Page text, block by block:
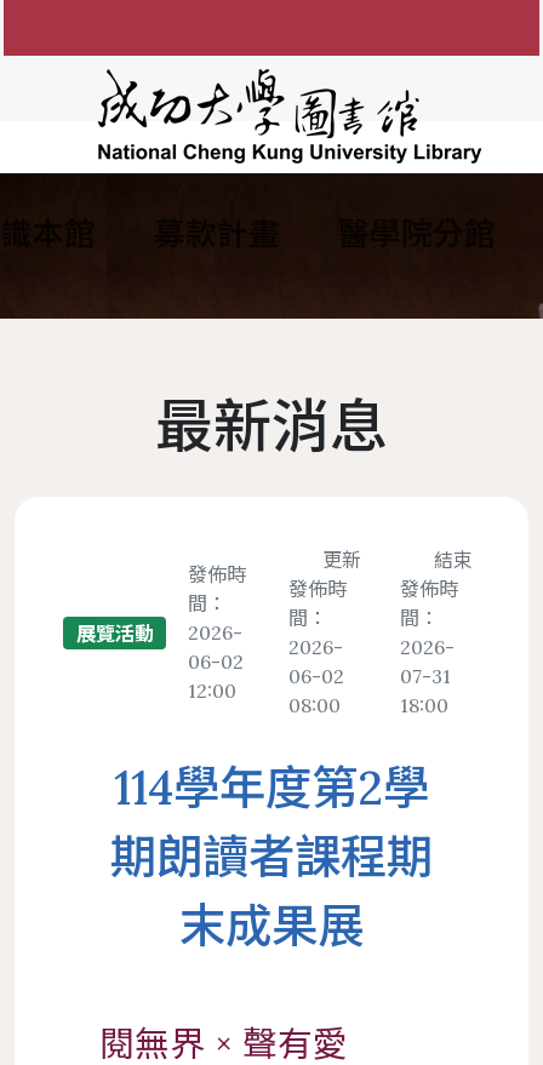
本館 募款計畫 醫學院分館
新書通報
綠色大學
博碩士論
中文期刊館藏清單
報紙館藏清單
年度訂購期刊清單
個人借閱
個人資料
圖書服務
使用服務
館際合作服務
NDDS全國文獻傳遞服務
跨館圖書互借
國科會期刊資源研究支援服務
中研院統計文獻服務
防範掠奪性出版陷阱 學術影響力&研究者
讀者留言板
書香享閱卡
置物櫃
遵守智慧財產權宣導
二手書交流平台
PWA操作說明
歷任館長
圖書委員會
各組業務
工作人員
地理位置
環景導覽
圖書館法規
館藏發展政策
典範傳承
圖書館行事曆
最新消息
展覽活動
發佈時
間：
2026-
06-02
12:00
更新
發佈時
間：
2026-
06-02
08:00
結束
發佈時
間：
2026-
07-31
18:00
114學年度第2學
期朗讀者課程期
末成果展
閱無界 × 聲有愛